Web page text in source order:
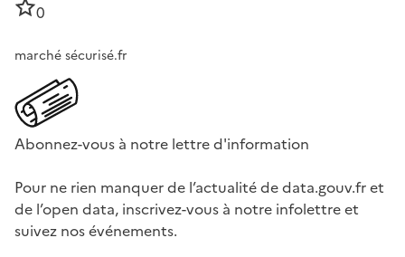
0
marché sécurisé.fr
Abonnez-vous à notre lettre d'information
Pour ne rien manquer de l’actualité de data.gouv.fr et
de l’open data, inscrivez-vous à notre infolettre et
suivez nos événements.